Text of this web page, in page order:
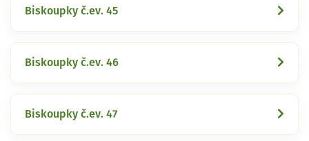
Biskoupky č.ev. 45
Biskoupky č.ev. 46
Biskoupky č.ev. 47